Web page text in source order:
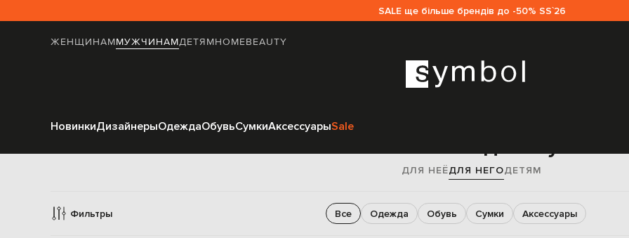
SALE ще більше брендів до -50% SS`26
ЖЕНЩИНАММУЖЧИНАМДЕТЯМHOMEBEAUTY
НовинкиДизайнерыОдеждаОбувьСумкиАксессуарыSale
ДЛЯ НЕЁДЛЯ НЕГОДЕТЯМ
Фильтры Все Одежда Обувь Сумки Аксессуары